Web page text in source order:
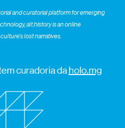
and curatorial platform for emerging
alt.history is an online
lost narratives.
curadoria daholo.mg